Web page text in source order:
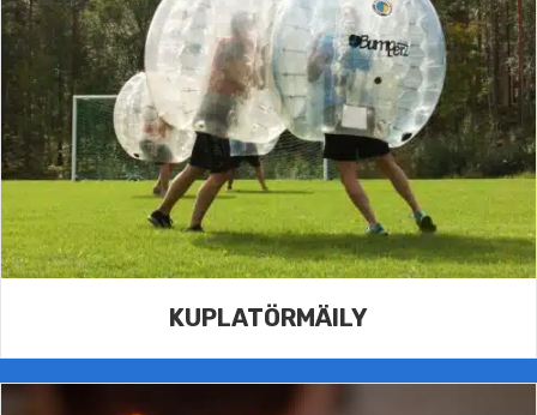
KUPLATÖRMÄILY